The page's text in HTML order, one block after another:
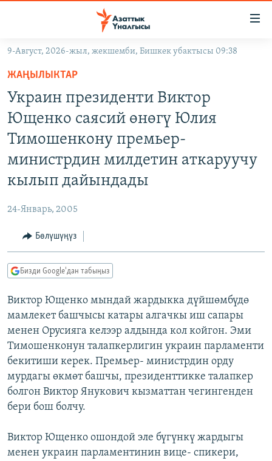
Навигацияга
өтүңүз
Издөөгө
салыңызКЫРГЫЗСТАН
ДҮЙНӨ
УКРАИНА
ТВ ПРОГРАММАЛАР
БИЗ ЖАНА ДҮЙНӨ
ДАНИСТЕ
АЗАТТЫК+
ЫҢГАЙСЫЗ СУРООЛОР
ӨЗГӨЧӨ ПИКИР
Русский
ЭЕ/АРнун бардык сайттары
9-Август, 2026-жыл, жекшемби, Бишкек убактысы 09:38
ЖАҢЫЛЫКТАР
Украин президенти Виктор
Ющенко саясий өнөгү Юлия
Тимошенкону премьер-
министрдин милдетин аткаруучу
кылып дайындады
24-Январь, 2005
Бөлүшүңүз
Бизди Google'дан табыңыз
Виктор Ющенко мындай жардыкка дүйшөмбүдө
мамлекет башчысы катары алгачкы иш сапары
менен Орусияга келээр алдында кол койгон. Эми
Тимошенконун талапкерлигин украин парламенти
бекитиши керек. Премьер- министрдин орду
мурдагы өкмөт башчы, президенттикке талапкер
болгон Виктор Янукович кызматтан чегингенден
бери бош болчу.
Виктор Ющенко ошондой эле бүгүнкү жардыгы
менен украин парламентинин вице- спикери,